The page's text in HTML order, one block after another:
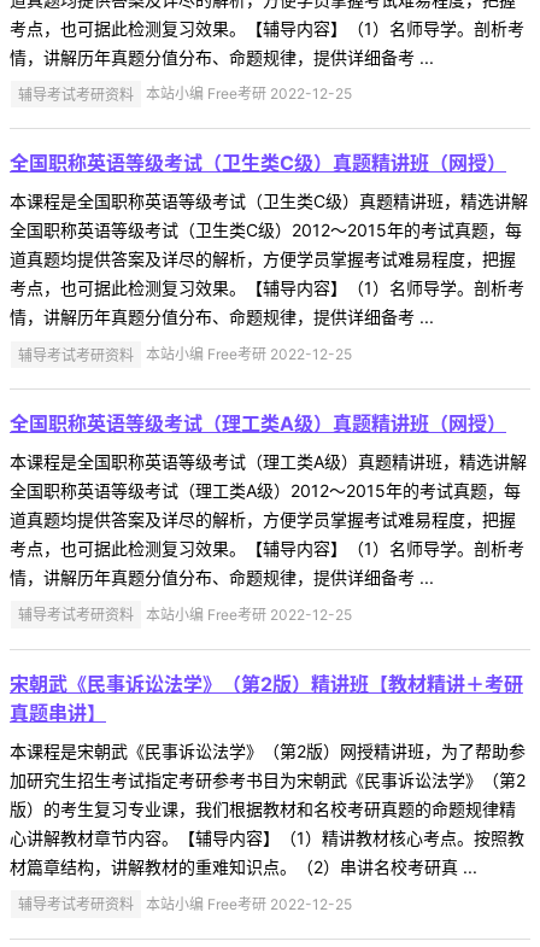
考点，也可据此检测复习效果。【辅导内容】（1）名师导学。剖析考
情，讲解历年真题分值分布、命题规律，提供详细备考 ...
辅导考试考研资料 本站小编 Free考研 2022-12-25
全国职称英语等级考试（卫生类C级）真题精讲班（网授）
本课程是全国职称英语等级考试（卫生类C级）真题精讲班，精选讲解
全国职称英语等级考试（卫生类C级）2012～2015年的考试真题，每
道真题均提供答案及详尽的解析，方便学员掌握考试难易程度，把握
考点，也可据此检测复习效果。【辅导内容】（1）名师导学。剖析考
情，讲解历年真题分值分布、命题规律，提供详细备考 ...
辅导考试考研资料 本站小编 Free考研 2022-12-25
全国职称英语等级考试（理工类A级）真题精讲班（网授）
本课程是全国职称英语等级考试（理工类A级）真题精讲班，精选讲解
全国职称英语等级考试（理工类A级）2012～2015年的考试真题，每
道真题均提供答案及详尽的解析，方便学员掌握考试难易程度，把握
考点，也可据此检测复习效果。【辅导内容】（1）名师导学。剖析考
情，讲解历年真题分值分布、命题规律，提供详细备考 ...
辅导考试考研资料 本站小编 Free考研 2022-12-25
宋朝武《民事诉讼法学》（第2版）精讲班【教材精讲＋考研
真题串讲】
本课程是宋朝武《民事诉讼法学》（第2版）网授精讲班，为了帮助参
加研究生招生考试指定考研参考书目为宋朝武《民事诉讼法学》（第2
版）的考生复习专业课，我们根据教材和名校考研真题的命题规律精
心讲解教材章节内容。【辅导内容】（1）精讲教材核心考点。按照教
材篇章结构，讲解教材的重难知识点。（2）串讲名校考研真 ...
辅导考试考研资料 本站小编 Free考研 2022-12-25